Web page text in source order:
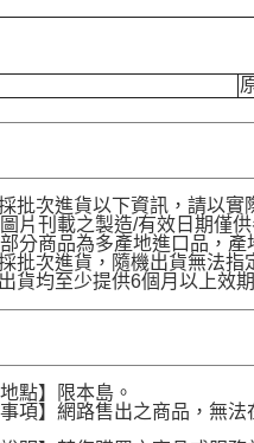
批次進貨以下資訊，請以實
刊載之製造/有效日期僅供
商品為多產地進口品，產
批次進貨，隨機出貨無法指
貨均至少提供6個月以上效
點】限本島。
項】網路售出之商品，無